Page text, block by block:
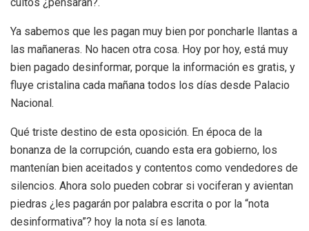
Ya sabemos que les pagan muy bien por poncharle llantas a
las mañaneras. No hacen otra cosa. Hoy por hoy, está muy
bien pagado desinformar, porque la información es gratis, y
fluye cristalina cada mañana todos los días desde Palacio
Nacional.
Qué triste destino de esta oposición. En época de la
bonanza de la corrupción, cuando esta era gobierno, los
mantenían bien aceitados y contentos como vendedores de
silencios. Ahora solo pueden cobrar si vociferan y avientan
piedras ¿les pagarán por palabra escrita o por la “nota
desinformativa”? hoy la nota sí es lanota.